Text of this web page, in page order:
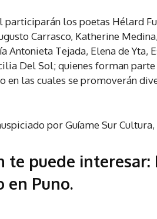
participarán los poetas Hélard
Carrasco, Katherine
Antonieta Tejada, Elena de Yta,
Del Sol; quienes forman
en las cuales se promoverán
por Guíame Sur
te puede interesar:
en Puno.